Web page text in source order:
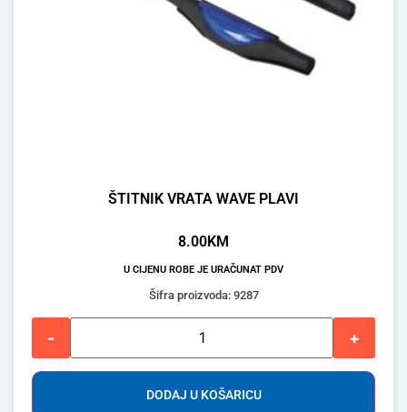
ŠTITNIK VRATA WAVE PLAVI
8.00KM
U CIJENU ROBE JE URAČUNAT PDV
Šifra proizvoda: 9287
- +
DODAJ U KOŠARICU